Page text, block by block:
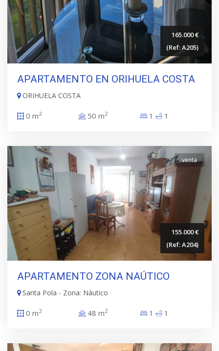
165.000 €
(Ref: A205)
APARTAMENTO EN ORIHUELA COSTA
ORIHUELA COSTA
0 m2 50 m2 1 1
155.000 €
(Ref: A204)
venta
APARTAMENTO ZONA NAÚTICO
Santa Pola - Zona: Náutico
0 m2 48 m2 1 1